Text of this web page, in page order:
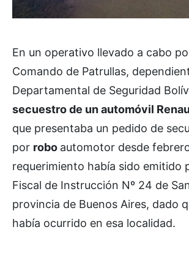
En un operativo llevado a cabo
Comando de Patrullas,
Departamental de Seguridad
secuestro de un automóvil
que presentaba un pedido de
por robo automotor desde
requerimiento había sido emitido
Fiscal de Instrucción Nº 24 de
provincia de Buenos Aires, dado
había ocurrido en esa localidad.